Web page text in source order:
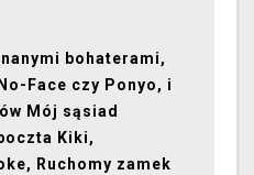
bohaterami,
Face czy Ponyo, i
Mój sąsiad
Kiki,
Ruchomy zamek